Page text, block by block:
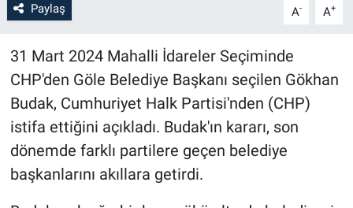
Paylaş A- A+
31 Mart 2024 Mahalli İdareler Seçiminde
CHP'den Göle Belediye Başkanı seçilen Gökhan
Budak, Cumhuriyet Halk Partisi'nden (CHP)
istifa ettiğini açıkladı. Budak'ın kararı, son
dönemde farklı partilere geçen belediye
başkanlarını akıllara getirdi.